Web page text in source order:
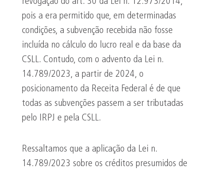
pois a era permitido que, em determinadas
condições, a subvenção recebida não fosse
incluída no cálculo do lucro real e da base da
CSLL. Contudo, com o advento da Lei n.
14.789/2023, a partir de 2024, o
posicionamento da Receita Federal é de que
todas as subvenções passem a ser tributadas
pelo IRPJ e pela CSLL.
Ressaltamos que a aplicação da Lei n.
14.789/2023 sobre os créditos presumidos de